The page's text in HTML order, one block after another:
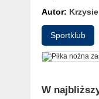
Autor:
Sportklub
W